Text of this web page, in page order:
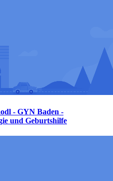
- GYN Baden -
und Geburtshilfe